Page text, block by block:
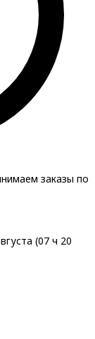
заказы по
(07 ч 20